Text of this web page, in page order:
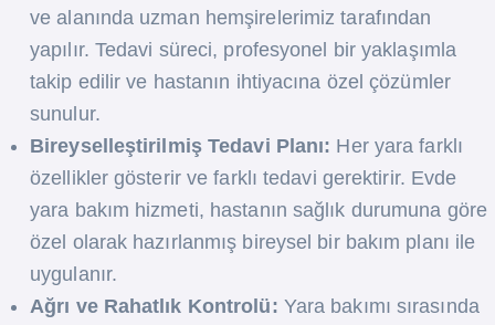
ve alanında uzman hemşirelerimiz tarafından
yapılır. Tedavi süreci, profesyonel bir yaklaşımla
takip edilir ve hastanın ihtiyacına özel çözümler
sunulur.
Bireyselleştirilmiş Tedavi Planı: Her yara farklı
özellikler gösterir ve farklı tedavi gerektirir. Evde
yara bakım hizmeti, hastanın sağlık durumuna göre
özel olarak hazırlanmış bireysel bir bakım planı ile
uygulanır.
Ağrı ve Rahatlık Kontrolü: Yara bakımı sırasında